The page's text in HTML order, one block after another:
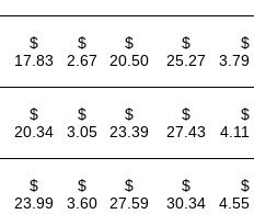
$
17.83
$
2.67
$
20.50
$
25.27
$
3.79
$
20.34
$
3.05
$
23.39
$
27.43
$
4.11
$
23.99
$
3.60
$
27.59
$
30.34
$
4.55